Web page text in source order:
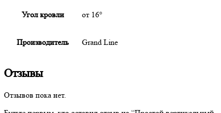
Угол кровли от 16°
Производитель Grand Line
Отзывы
Отзывов пока нет.